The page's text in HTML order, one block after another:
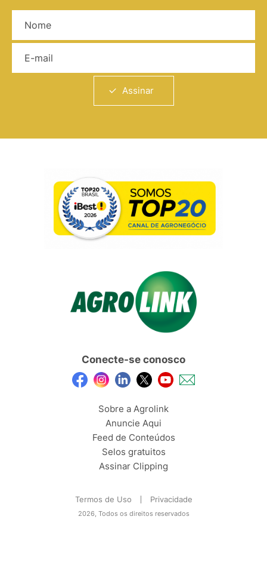
Assinar
Conecte-se conosco
Sobre a Agrolink
Anuncie Aqui
Feed de Conteúdos
Selos gratuitos
Assinar Clipping
Termos de Uso Privacidade
2026, Todos os direitos reservados